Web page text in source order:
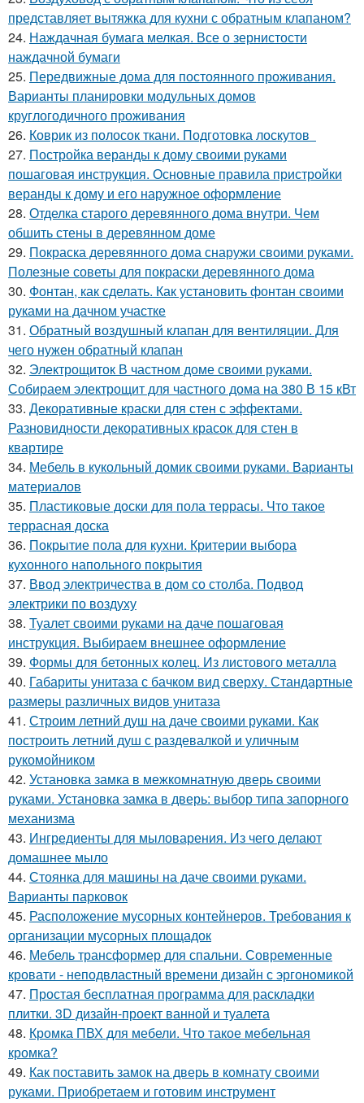
представляет вытяжка для кухни с обратным клапаном?
24. Наждачная бумага мелкая. Все о зернистости
наждачной бумаги
25. Передвижные дома для постоянного проживания.
Варианты планировки модульных домов
круглогодичного проживания
26. Коврик из полосок ткани. Подготовка лоскутов
27. Постройка веранды к дому своими руками
пошаговая инструкция. Основные правила пристройки
веранды к дому и его наружное оформление
28. Отделка старого деревянного дома внутри. Чем
обшить стены в деревянном доме
29. Покраска деревянного дома снаружи своими руками.
Полезные советы для покраски деревянного дома
30. Фонтан, как сделать. Как установить фонтан своими
руками на дачном участке
31. Обратный воздушный клапан для вентиляции. Для
чего нужен обратный клапан
32. Электрощиток В частном доме своими руками.
Собираем электрощит для частного дома на 380 В 15 кВт
33. Декоративные краски для стен с эффектами.
Разновидности декоративных красок для стен в
квартире
34. Мебель в кукольный домик своими руками. Варианты
материалов
35. Пластиковые доски для пола террасы. Что такое
террасная доска
36. Покрытие пола для кухни. Критерии выбора
кухонного напольного покрытия
37. Ввод электричества в дом со столба. Подвод
электрики по воздуху
38. Туалет своими руками на даче пошаговая
инструкция. Выбираем внешнее оформление
39. Формы для бетонных колец. Из листового металла
40. Габариты унитаза с бачком вид сверху. Стандартные
размеры различных видов унитаза
41. Строим летний душ на даче своими руками. Как
построить летний душ с раздевалкой и уличным
рукомойником
42. Установка замка в межкомнатную дверь своими
руками. Установка замка в дверь: выбор типа запорного
механизма
43. Ингредиенты для мыловарения. Из чего делают
домашнее мыло
44. Стоянка для машины на даче своими руками.
Варианты парковок
45. Расположение мусорных контейнеров. Требования к
организации мусорных площадок
46. Мебель трансформер для спальни. Современные
кровати - неподвластный времени дизайн с эргономикой
47. Простая бесплатная программа для раскладки
плитки. 3D дизайн-проект ванной и туалета
48. Кромка ПВХ для мебели. Что такое мебельная
кромка?
49. Как поставить замок на дверь в комнату своими
руками. Приобретаем и готовим инструмент